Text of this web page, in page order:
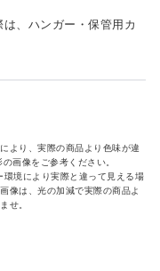
、ハンガー・保管用カ
より、実際の商品より色味が違
画像をご参考ください。
境により実際と違って見える場
像は、光の加減で実際の商品よ
せ。